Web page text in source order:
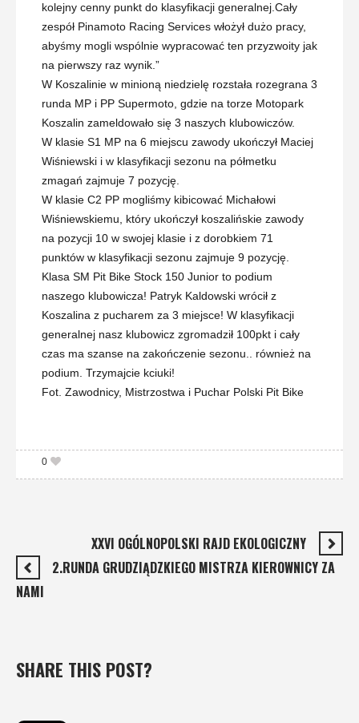
kolejny cenny punkt do klasyfikacji generalnej.Cały
zespół Pinamoto Racing Services włożył dużo pracy,
abyśmy mogli wspólnie wypracować ten przyzwoity jak
na pierwszy raz wynik.”
W Koszalinie w minioną niedzielę rozstała rozegrana 3
runda MP i PP Supermoto, gdzie na torze Motopark
Koszalin zameldowało się 3 naszych klubowiczów.
W klasie S1 MP na 6 miejscu zawody ukończył Maciej
Wiśniewski i w klasyfikacji sezonu na półmetku
zmagań zajmuje 7 pozycję.
W klasie C2 PP mogliśmy kibicować Michałowi
Wiśniewskiemu, który ukończył koszalińskie zawody
na pozycji 10 w swojej klasie i z dorobkiem 71
punktów w klasyfikacji sezonu zajmuje 9 pozycję.
Klasa SM Pit Bike Stock 150 Junior to podium
naszego klubowicza! Patryk Kaldowski wrócił z
Koszalina z pucharem za 3 miejsce! W klasyfikacji
generalnej nasz klubowicz zgromadził 100pkt i cały
czas ma szanse na zakończenie sezonu.. również na
podium. Trzymajcie kciuki!
Fot. Zawodnicy, Mistrzostwa i Puchar Polski Pit Bike
0
XXVI OGÓLNOPOLSKI RAJD EKOLOGICZNY
2.RUNDA GRUDZIĄDZKIEGO MISTRZA KIEROWNICY ZA
NAMI
SHARE THIS POST?